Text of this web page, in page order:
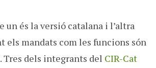
un és la versió catalana i l’altra
els mandats com les funcions són
Tres dels integrants del CIR-Cat